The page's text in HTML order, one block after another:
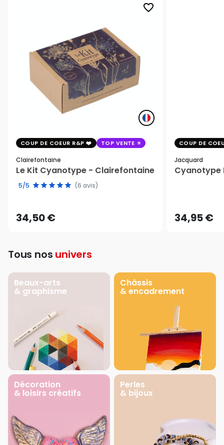
favorite_border
COUP DE COEUR R&P TOP VENTE
Clairefontaine
Le Kit Cyanotype - Clairefontaine
5/5 (6 avis)
34,50 €
COUP DE
Jacquard
Cyanotype
34,95 €
Tous nos univers
Beaux-arts
& graphisme
Châssis
& encadrement
Décoration
& loisirs créatifs
Perles
& bijoux